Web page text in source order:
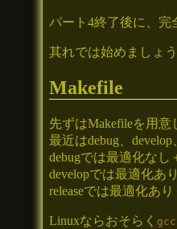
パート4終了後に、完
其れでは始めましょう
Makefile
先ずはMakefileを用意
最近はdebug、
debugでは最適化なし
developでは最適化あ
releaseでは最適化あ
Linuxならおそらく gcc